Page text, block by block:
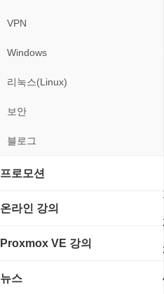
VPN
Windows
리눅스(Linux)
보안
블로그
프로모션
고정아이피.net
온라인 강의
PHP - 고급
Proxmox VE 강의
I. Proxmox VE 기본 환경 구축
뉴스